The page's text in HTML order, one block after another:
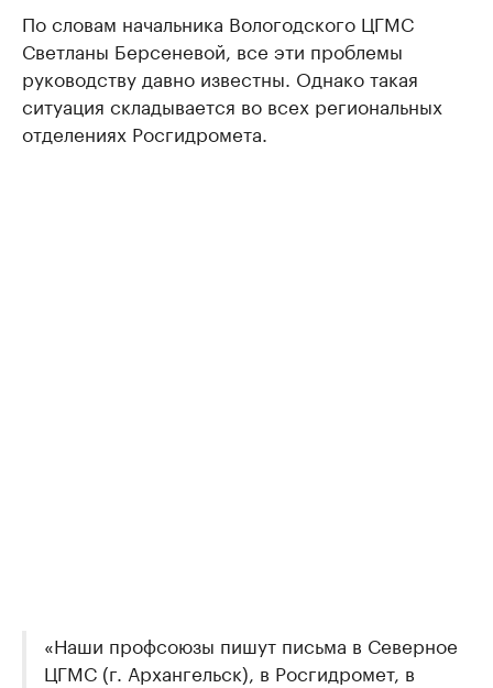
По словам начальника Вологодского ЦГМС
Светланы Берсеневой, все эти проблемы
руководству давно известны. Однако такая
ситуация складывается во всех региональных
отделениях Росгидромета.
«Наши профсоюзы пишут письма в Северное
ЦГМС (г. Архангельск), в Росгидромет, в